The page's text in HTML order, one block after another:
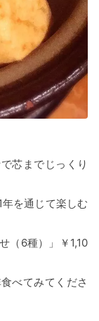
芯までじっくり
を通じて楽しむ
（6種）」￥1,10
べてみてくださ